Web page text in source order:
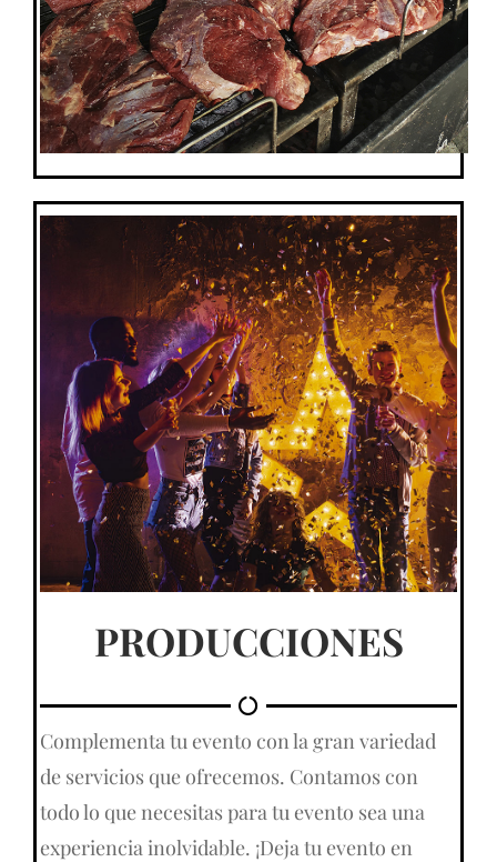
PRODUCCIONES
Complementa tu evento con la gran variedad
de servicios que ofrecemos. Contamos con
todo lo que necesitas para tu evento sea una
experiencia inolvidable. ¡Deja tu evento en